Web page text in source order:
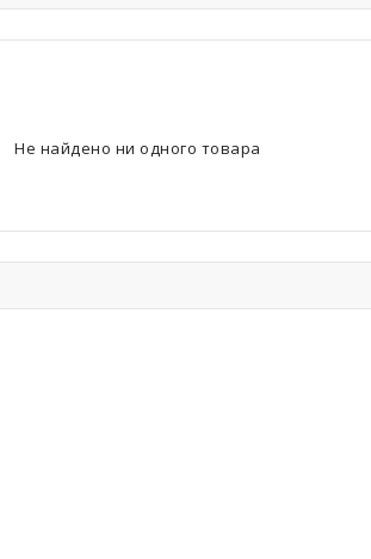
Не найдено ни одного товара